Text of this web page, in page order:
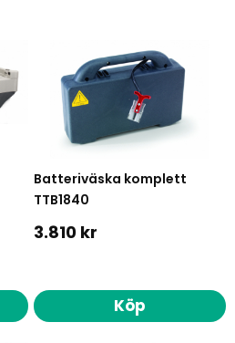
Batteriväska komplett
TTB1840
3.810 kr
Köp